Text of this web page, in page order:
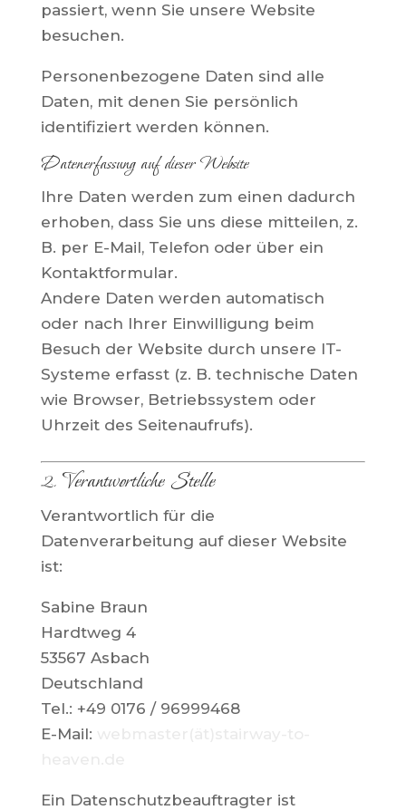
passiert, wenn Sie unsere Website
besuchen.
Personenbezogene Daten sind alle
Daten, mit denen Sie persönlich
identifiziert werden können.
Datenerfassung auf dieser Website
Ihre Daten werden zum einen dadurch
erhoben, dass Sie uns diese mitteilen, z.
B. per E-Mail, Telefon oder über ein
Kontaktformular.
Andere Daten werden automatisch
oder nach Ihrer Einwilligung beim
Besuch der Website durch unsere IT-
Systeme erfasst (z. B. technische Daten
wie Browser, Betriebssystem oder
Uhrzeit des Seitenaufrufs).
2. Verantwortliche Stelle
Verantwortlich für die
Datenverarbeitung auf dieser Website
ist:
Sabine Braun
Hardtweg 4
53567 Asbach
Deutschland
Tel.: +49 0176 / 96999468
E-Mail:
Ein Datenschutzbeauftragter ist